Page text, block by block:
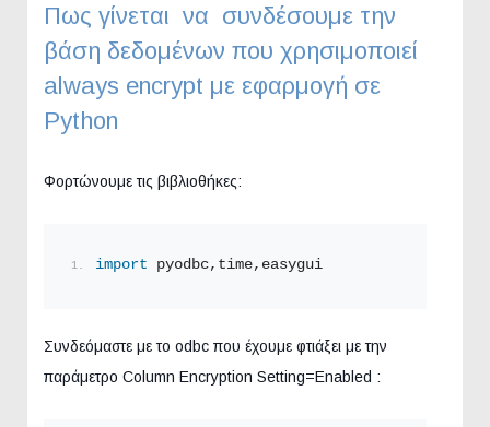
Πως γίνεται να συνδέσουμε την
βάση δεδομένων που χρησιμοποιεί
always encrypt με εφαρμογή σε
Python
Φορτώνουμε τις βιβλιοθήκες:
import pyodbc,time,easygui
Συνδεόμαστε με το odbc που έχουμε φτιάξει με την
παράμετρο Column Encryption Setting=Enabled :